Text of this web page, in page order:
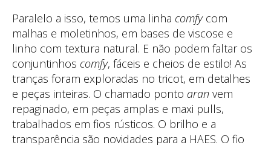
Paralelo a isso, temos uma linha comfycom
malhas e moletinhos, em bases de viscose e
linho com textura natural. E não podem faltar os
conjuntinhos comfy, fáceis e cheios de estilo! As
tranças foram exploradas no tricot, em detalhes
e peças inteiras. O chamado ponto aran vem
repaginado, em peças amplas e maxi pulls,
trabalhados em fios rústicos. O brilho e a
transparência são novidades para a HAES. O fio